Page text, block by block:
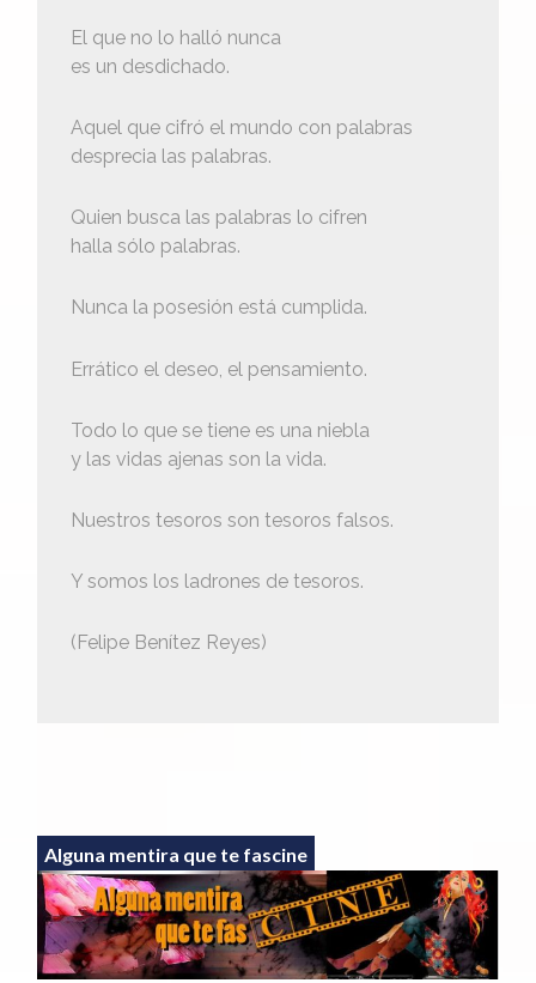
El que no lo halló nunca
es un desdichado.
Aquel que cifró el mundo con palabras
desprecia las palabras.
Quien busca las palabras lo cifren
halla sólo palabras.
Nunca la posesión está cumplida.
Errático el deseo, el pensamiento.
Todo lo que se tiene es una niebla
y las vidas ajenas son la vida.
Nuestros tesoros son tesoros falsos.
Y somos los ladrones de tesoros.
(Felipe Benítez Reyes)
Alguna mentira que te fascine